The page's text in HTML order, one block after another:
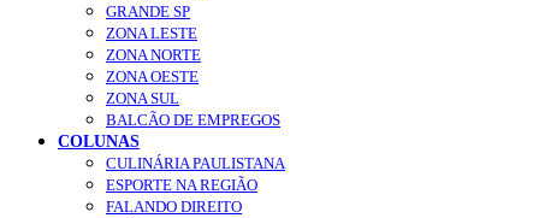
GRANDE SP
ZONA LESTE
ZONA NORTE
ZONA OESTE
ZONA SUL
BALCÃO DE EMPREGOS
COLUNAS
CULINÁRIA PAULISTANA
ESPORTE NA REGIÃO
FALANDO DIREITO